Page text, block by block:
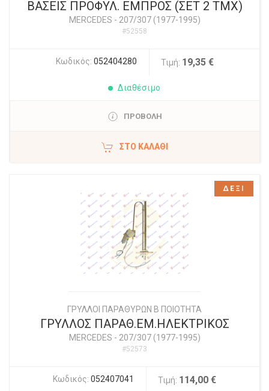
ΒΑΣΕΙΣ ΠΡΟΦΥΛ. ΕΜΠΡΟΣ (ΣΕΤ 2 ΤΜΧ)
MERCEDES - 207/307 (1977-1995)
#52558
Κωδικός: 052404280 Τιμή: 19,35 €
Διαθέσιμο
ΠΡΟΒΟΛΗ
ΣΤΟ ΚΑΛΆΘΙ
ΓΡΥΛΛΟΙ ΠΑΡΑΘΥΡΩΝ Β ΠΟΙΟΤΗΤΑ
ΓΡΥΛΛΟΣ ΠΑΡΑΘ.ΕΜ.ΗΛΕΚΤΡΙΚΟΣ
MERCEDES - 207/307 (1977-1995)
#52573
Κωδικός: 052407041 Τιμή: 114,00 €
ΔΕΞΙ